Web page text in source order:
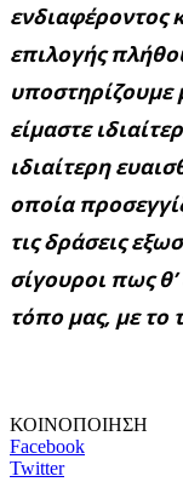
ενδιαφέροντος
επιλογής
είμαστε
ιδιαίτερη
οποία
τις δράσεις
σίγουροι πως
τόπο μας, με το
ΚΟΙΝΟΠΟΙΗΣΗ
Facebook
Twitter